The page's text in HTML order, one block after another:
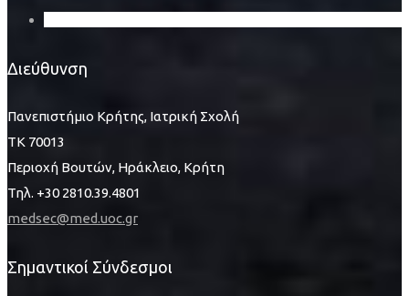
Διεύθυνση
Πανεπιστήμιο Κρήτης, Ιατρική Σχολή
ΤΚ 70013
Περιοχή Βουτών, Ηράκλειο, Κρήτη
Τηλ. +30 2810.39.4801
medsec@med.uoc.gr
Σημαντικοί Σύνδεσμοι